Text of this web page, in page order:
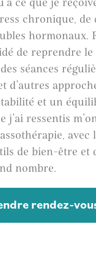
chronique, de
hormonaux.
de reprendre
séances
d’autres
et un
j’ai ressentis
avec
de bien-être et
nombre.
rendez-